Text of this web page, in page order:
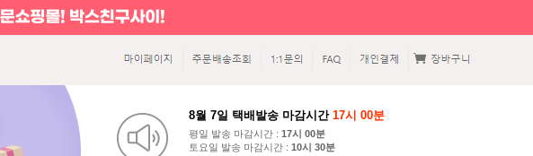
8월 7일 택배발송 마감시간 17시 00분
평일 발송 마감시간 : 17시 00분
토요일 발송 마감시간 : 10시 30분